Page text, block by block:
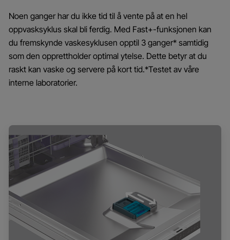
Noen ganger har du ikke tid til å vente på at en hel
oppvasksyklus skal bli ferdig. Med Fast+-funksjonen kan
du fremskynde vaskesyklusen opptil 3 ganger* samtidig
som den opprettholder optimal ytelse. Dette betyr at du
raskt kan vaske og servere på kort tid.*Testet av våre
interne laboratorier.